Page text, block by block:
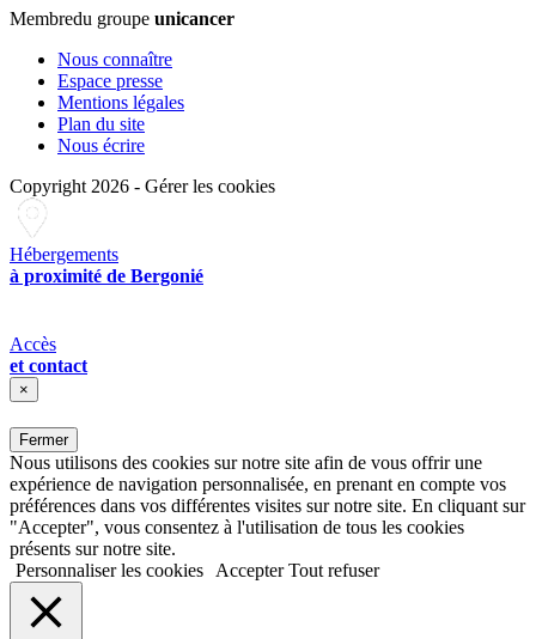
Membredu groupe unicancer
Nous connaître
Espace presse
Mentions légales
Plan du site
Nous écrire
Copyright 2026 - Gérer les cookies
Hébergements
à proximité de Bergonié
Accès
et contact
×
Fermer
Nous utilisons des cookies sur notre site afin de vous offrir une
expérience de navigation personnalisée, en prenant en compte vos
préférences dans vos différentes visites sur notre site. En cliquant sur
"Accepter", vous consentez à l'utilisation de tous les cookies
présents sur notre site.
Personnaliser les cookies
Accepter Tout refuser